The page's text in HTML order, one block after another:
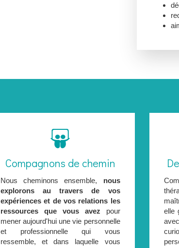
Compagnons de chemin
Nous cheminons ensemble, nous
explorons au travers de vos
expériences et de vos relations les
ressources que vous avez pour
mener aujourd'hui une vie personnelle
et professionnelle qui vous
ressemble, et dans laquelle vous
elle